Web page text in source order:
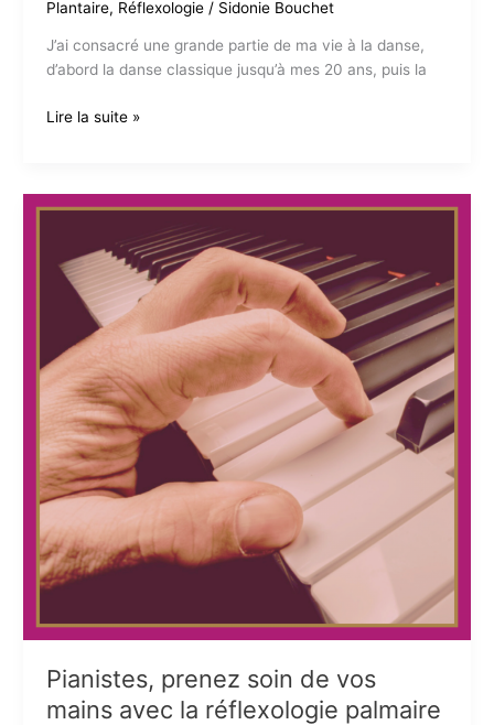
Plantaire, Réflexologie/ Sidonie Bouchet
J’ai consacré une grande partie de ma vie à la danse,
d’abord la danse classique jusqu’à mes 20 ans, puis la
La
allié
pour
danseurs
Lire la suite »
Pianistes, prenez soin de vos
mains avec la réflexologie palmaire